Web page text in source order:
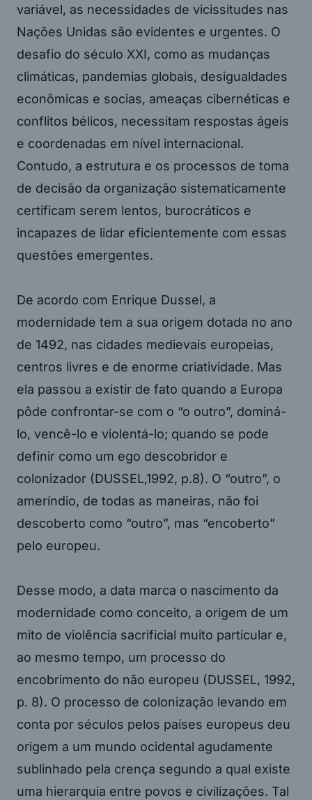
variável, as necessidades de vicissitudes nas
Nações Unidas são evidentes e urgentes. O
desafio do século XXI, como as mudanças
climáticas, pandemias globais, desigualdades
econômicas e socias, ameaças cibernéticas e
conflitos bélicos, necessitam respostas ágeis
e coordenadas em nível internacional.
Contudo, a estrutura e os processos de toma
de decisão da organização sistematicamente
certificam serem lentos, burocráticos e
incapazes de lidar eficientemente com essas
questões emergentes.
De acordo com Enrique Dussel, a
modernidade tem a sua origem dotada no ano
de 1492, nas cidades medievais europeias,
centros livres e de enorme criatividade. Mas
ela passou a existir de fato quando a Europa
pôde confrontar-se com o “o outro”, dominá-
lo, vencê-lo e violentá-lo; quando se pode
definir como um ego descobridor e
colonizador (DUSSEL,1992, p.8). O “outro”, o
ameríndio, de todas as maneiras, não foi
descoberto como “outro”, mas “encoberto”
pelo europeu.
Desse modo, a data marca o nascimento da
modernidade como conceito, a origem de um
mito de violência sacrificial muito particular e,
ao mesmo tempo, um processo do
encobrimento do não europeu (DUSSEL, 1992,
p. 8). O processo de colonização levando em
conta por séculos pelos países europeus deu
origem a um mundo ocidental agudamente
sublinhado pela crença segundo a qual existe
uma hierarquia entre povos e civilizações. Tal